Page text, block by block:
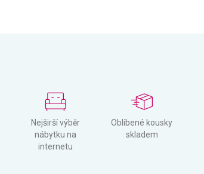
Nejširší výběr
nábytku na
internetu
Oblíbené kousky
skladem